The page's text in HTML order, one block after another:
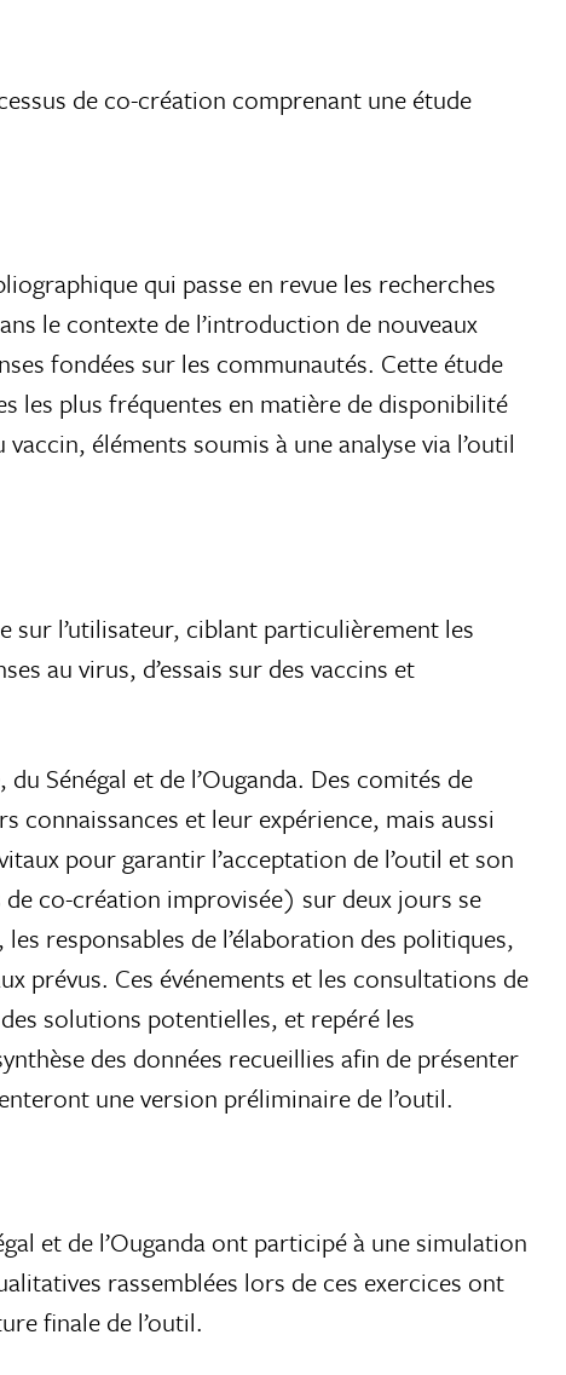
de co-création comprenant une étude
qui passe en revue les recherches
le contexte de l’introduction de nouveaux
fondées sur les communautés. Cette étude
les plus fréquentes en matière de disponibilité
éléments soumis à une analyse via l’outil
sur l’utilisateur, ciblant particulièrement les
au virus, d’essais sur des vaccins et
Sénégal et de l’Ouganda. Des comités de
et leur expérience, mais aussi
pour garantir l’acceptation de l’outil et son
de co-création improvisée) sur deux jours se
responsables de l’élaboration des politiques,
prévus. Ces événements et les consultations de
solutions potentielles, et repéré les
des données recueillies afin de présenter
une version préliminaire de l’outil.
et de l’Ouganda ont participé à une simulation
rassemblées lors de ces exercices ont
finale de l’outil.